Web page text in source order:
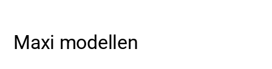
Maxi modellen